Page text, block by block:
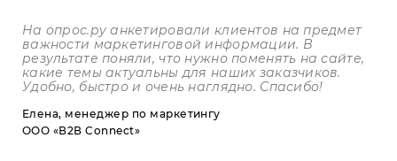
На опрос.ру анкетировали клиентов на предмет
важности маркетинговой информации. В
результате поняли, что нужно поменять на сайте,
какие темы актуальны для наших заказчиков.
Удобно, быстро и очень наглядно. Спасибо!
Елена, менеджер по маркетингу
ООО «В2В Connect»